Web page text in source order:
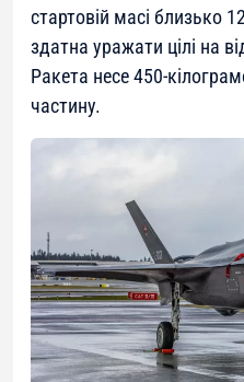
стартовій масі близько
здатна уражати цілі на
Ракета несе 450-
частину.